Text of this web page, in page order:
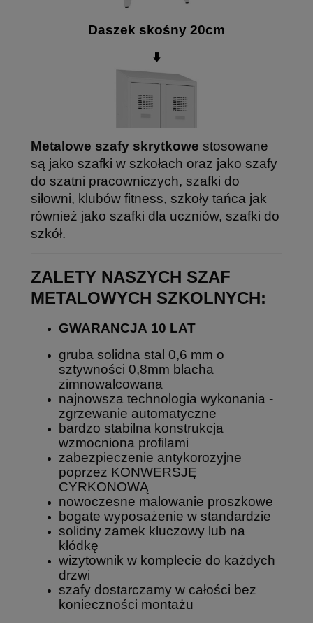
Daszek skośny 20cm
⬇️
Metalowe szafy skrytkowe stosowane
są jako szafki w szkołach oraz jako szafy
do szatni pracowniczych, szafki do
siłowni, klubów fitness, szkoły tańca jak
również jako szafki dla uczniów, szafki do
szkół.
ZALETY NASZYCH SZAF
METALOWYCH SZKOLNYCH:
GWARANCJA 10 LAT
gruba solidna stal 0,6 mm o
sztywności 0,8mm blacha
zimnowalcowana
najnowsza technologia wykonania -
zgrzewanie automatyczne
bardzo stabilna konstrukcja
wzmocniona profilami
zabezpieczenie antykorozyjne
poprzez KONWERSJĘ
CYRKONOWĄ
nowoczesne malowanie proszkowe
bogate wyposażenie w standardzie
solidny zamek kluczowy lub na
kłódkę
wizytownik w komplecie do każdych
drzwi
szafy dostarczamy w całości bez
konieczności montażu